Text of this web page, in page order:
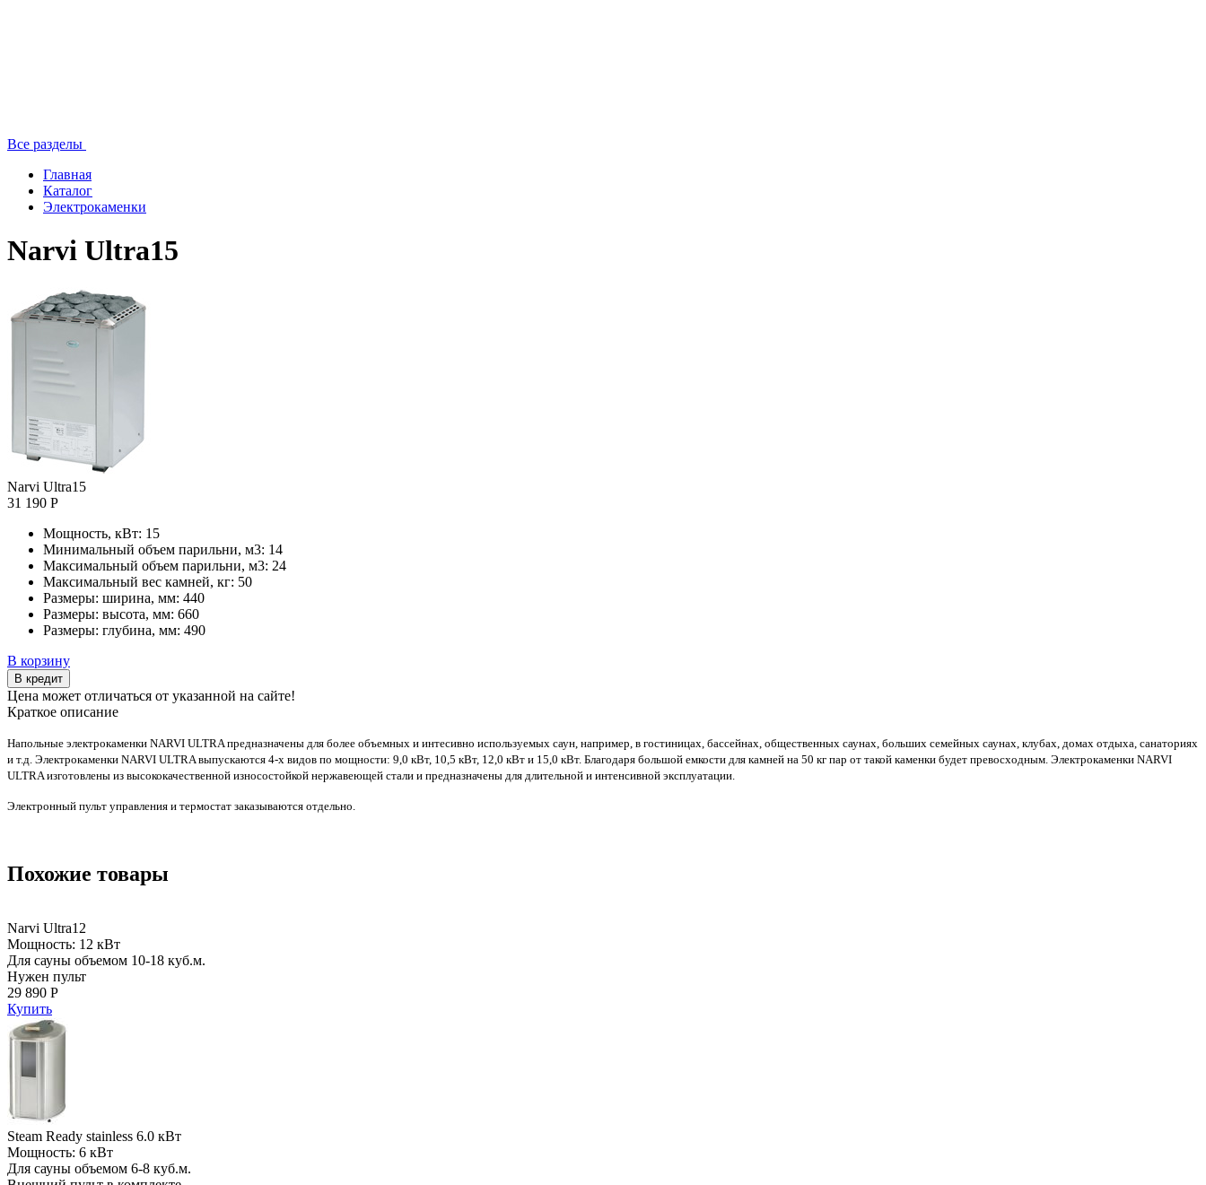
Все разделы
Главная
Каталог
Электрокаменки
Narvi Ultra15
Narvi Ultra15
31 190 Р
Мощность, кВт: 15
Минимальный объем парильни, м3: 14
Максимальный объем парильни, м3: 24
Максимальный вес камней, кг: 50
Размеры: ширина, мм: 440
Размеры: высота, мм: 660
Размеры: глубина, мм: 490
В корзину
В кредит
Цена может отличаться от указанной на сайте!
Краткое описание
Напольные электрокаменки NARVI ULTRA предназначены для более объемных и интесивно используемых саун, например, в гостиницах, бассейнах, общественных саунах, больших семейных саунах, клубах, домах отдыха, санаториях
и т.д. Электрокаменки NARVI ULTRA выпускаются 4-х видов по мощности: 9,0 кВт, 10,5 кВт, 12,0 кВт и 15,0 кВт. Благодаря большой емкости для камней на 50 кг пар от такой каменки будет превосходным. Электрокаменки NARVI
ULTRA изготовлены из высококачественной износостойкой нержавеющей стали и предназначены для длительной и интенсивной эксплуатации.
Электронный пульт управления и термостат заказываются отдельно.
Похожие товары
Narvi Ultra12
Мощность: 12 кВт
Для сауны объемом 10-18 куб.м.
Нужен пульт
29 890 Р
Купить
Steam Ready stainless 6.0 кВт
Мощность: 6 кВт
Для сауны объемом 6-8 куб.м.